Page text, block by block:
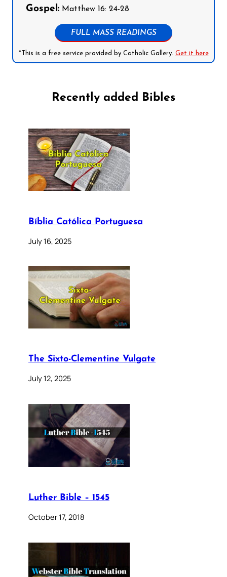
Gospel: Matthew 16: 24-28
FULL MASS READINGS
*This is a free service provided by Catholic Gallery. Get it here
Recently added Bibles
Bíblia Católica Portuguesa
July 16, 2025
The Sixto-Clementine Vulgate
July 12, 2025
Luther Bible – 1545
October 17, 2018